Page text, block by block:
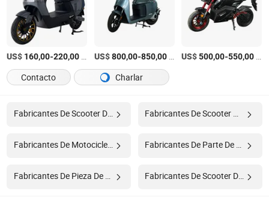
US$ 160,00-220,00 US$800,00-850,00/Pieza US$500,00-550,00
Contacto
Charlar
Fabricantes De Scooter De Agua
Fabricantes De Motocicleta
Fabricantes De Scooter De Motocicleta